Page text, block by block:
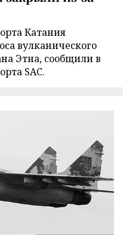
Катания
вулканического
Этна, сообщили в
SAC.